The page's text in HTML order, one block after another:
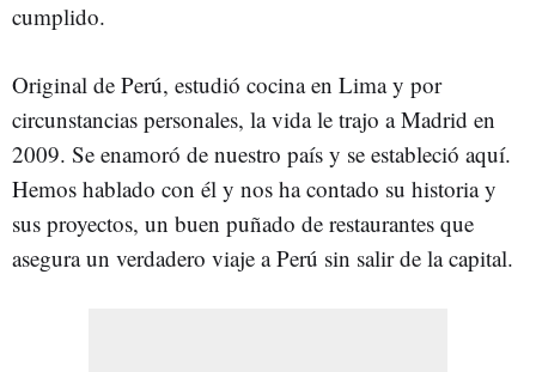
cumplido.
Original de Perú, estudió cocina en Lima y por
circunstancias personales, la vida le trajo a Madrid en
2009. Se enamoró de nuestro país y se estableció aquí.
Hemos hablado con él y nos ha contado su historia y
sus proyectos, un buen puñado de restaurantes que
asegura un verdadero viaje a Perú sin salir de la capital.